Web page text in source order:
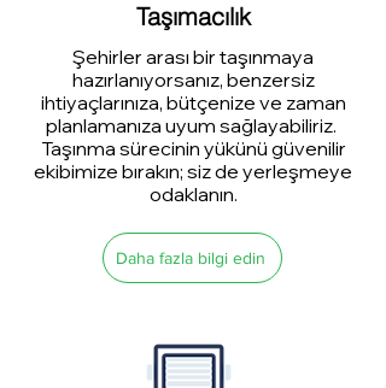
Taşımacılık
Şehirler arası bir taşınmaya
hazırlanıyorsanız, benzersiz
ihtiyaçlarınıza, bütçenize ve zaman
planlamanıza uyum sağlayabiliriz.
Taşınma sürecinin yükünü güvenilir
ekibimize bırakın; siz de yerleşmeye
odaklanın.
Daha fazla bilgi edin